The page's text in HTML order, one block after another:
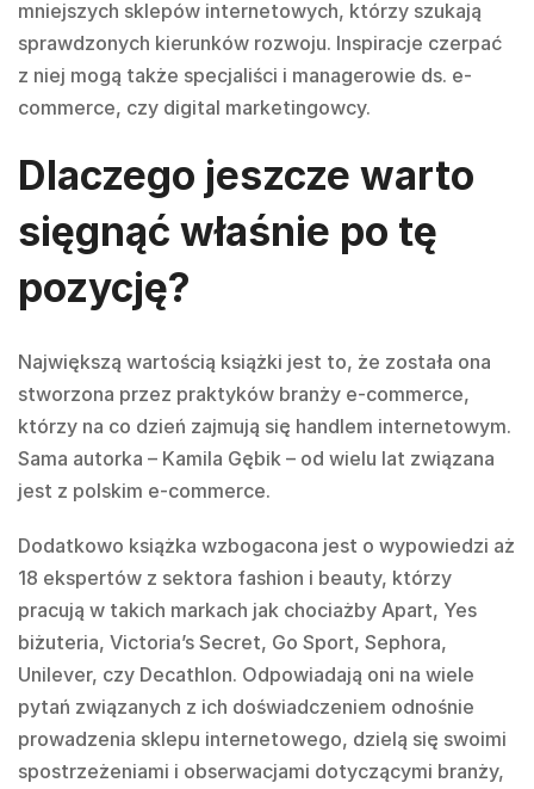
mniejszych sklepów internetowych, którzy szukają
sprawdzonych kierunków rozwoju. Inspiracje czerpać
z niej mogą także specjaliści i managerowie ds. e-
commerce, czy digital marketingowcy.
Dlaczego jeszcze warto
sięgnąć właśnie po tę
pozycję?
Największą wartością książki jest to, że została ona
stworzona przez praktyków branży e-commerce,
którzy na co dzień zajmują się handlem internetowym.
Sama autorka – Kamila Gębik – od wielu lat związana
jest z polskim e-commerce.
Dodatkowo książka wzbogacona jest o wypowiedzi aż
18 ekspertów z sektora fashion i beauty, którzy
pracują w takich markach jak chociażby Apart, Yes
biżuteria, Victoria’s Secret, Go Sport, Sephora,
Unilever, czy Decathlon. Odpowiadają oni na wiele
pytań związanych z ich doświadczeniem odnośnie
prowadzenia sklepu internetowego, dzielą się swoimi
spostrzeżeniami i obserwacjami dotyczącymi branży,